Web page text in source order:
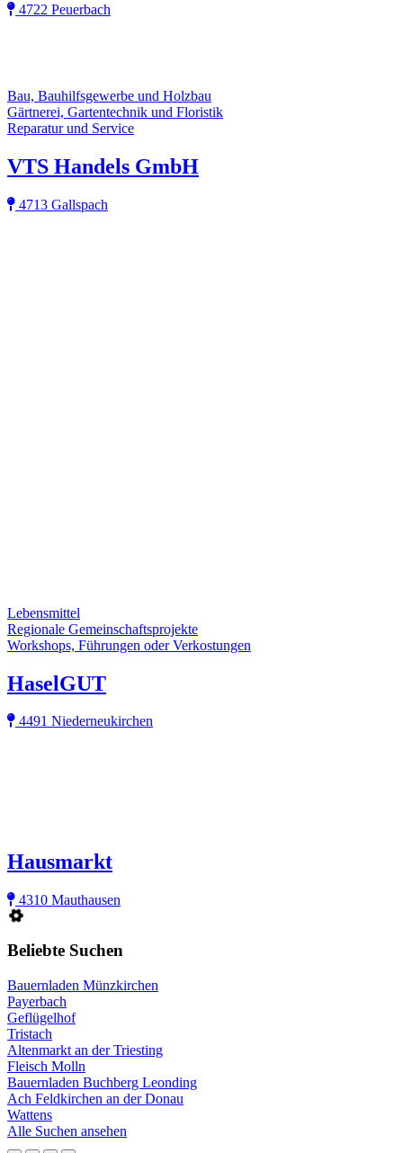
4722 Peuerbach
Bau, Bauhilfsgewerbe und Holzbau
Gärtnerei, Gartentechnik und Floristik
Reparatur und Service
VTS Handels GmbH
4713 Gallspach
Lebensmittel
Regionale Gemeinschaftsprojekte
Workshops, Führungen oder Verkostungen
HaselGUT
4491 Niederneukirchen
Hausmarkt
4310 Mauthausen
Beliebte Suchen
Bauernladen Münzkirchen
Payerbach
Geflügelhof
Tristach
Altenmarkt an der Triesting
Fleisch Molln
Bauernladen Buchberg Leonding
Ach Feldkirchen an der Donau
Wattens
Alle Suchen ansehen